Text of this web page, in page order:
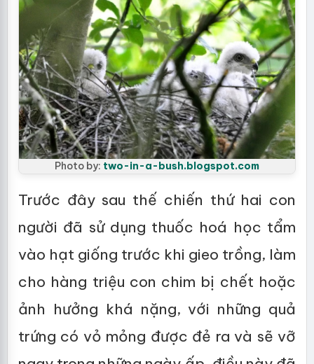
Photo by: two-in-a-bush.blogspot.com
Trước đây sau thế chiến thứ hai con
người đã sử dụng thuốc hoá học tẩm
vào hạt giống trước khi gieo trồng, làm
cho hàng triệu con chim bị chết hoặc
ảnh hưởng khá nặng, với những quả
trứng có vỏ mỏng được đẻ ra và sẽ vỡ